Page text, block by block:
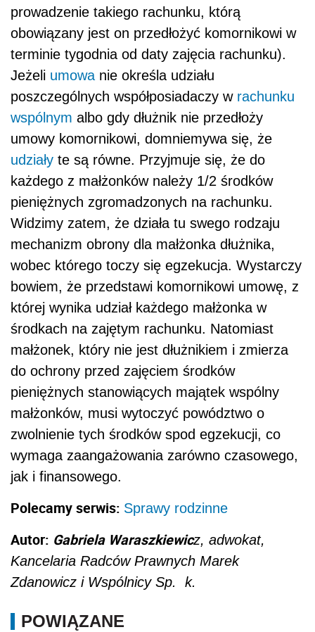
prowadzenie takiego rachunku, którą
obowiązany jest on przedłożyć komornikowi w
terminie tygodnia od daty zajęcia rachunku).
Jeżeli umowa nie określa udziału
poszczególnych współposiadaczy wrachunku
wspólnym albo gdy dłużnik nie przedłoży
umowy komornikowi, domniemywa się, że
udziały te są równe. Przyjmuje się, że do
każdego z małżonków należy 1/2 środków
pieniężnych zgromadzonych na rachunku.
Widzimy zatem, że działa tu swego rodzaju
mechanizm obrony dla małżonka dłużnika,
wobec którego toczy się egzekucja. Wystarczy
bowiem, że przedstawi komornikowi umowę, z
której wynika udział każdego małżonka w
środkach na zajętym rachunku. Natomiast
małżonek, który nie jest dłużnikiem i zmierza
do ochrony przed zajęciem środków
pieniężnych stanowiących majątek wspólny
małżonków, musi wytoczyć powództwo o
zwolnienie tych środków spod egzekucji, co
wymaga zaangażowania zarówno czasowego,
jak i finansowego.
Polecamy serwis: Sprawy rodzinne
Autor: Gabriela Waraszkiewicz, adwokat,
Kancelaria Radców Prawnych Marek
Zdanowicz i Wspólnicy Sp. k.
POWIĄZANE